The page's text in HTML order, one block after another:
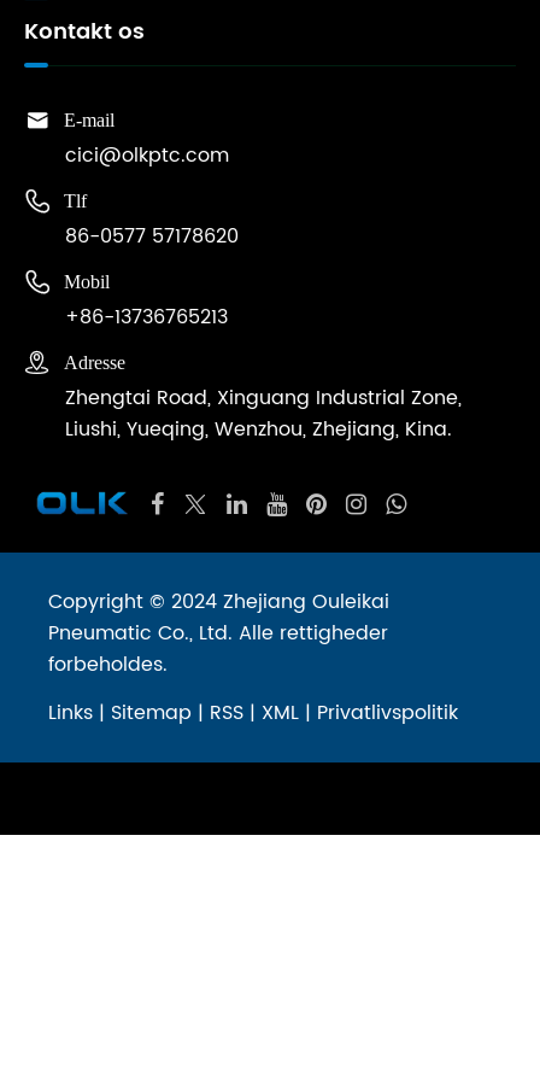
Kontakt os
 E-mail
cici@olkptc.com
 Tlf
86-0577 57178620
 Mobil
+86-13736765213
 Adresse
Zhengtai Road, Xinguang Industrial Zone,
Liushi, Yueqing, Wenzhou, Zhejiang, Kina.
Copyright © 2024 Zhejiang Ouleikai
Pneumatic Co., Ltd. Alle rettigheder
forbeholdes.
Links | Sitemap | RSS | XML | Privatlivspolitik